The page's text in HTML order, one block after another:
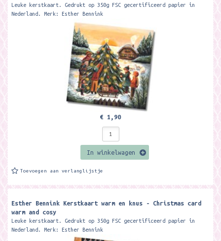
Leuke kerstkaart. Gedrukt op 350g FSC gecertificeerd papier in
Nederland. Merk: Esther Bennink
€ 1,90
In winkelwagen
Toevoegen aan verlanglijstje
Esther Bennink Kerstkaart warm en knus - Christmas card
warm and cosy
Leuke kerstkaart. Gedrukt op 350g FSC gecertificeerd papier in
Nederland. Merk: Esther Bennink